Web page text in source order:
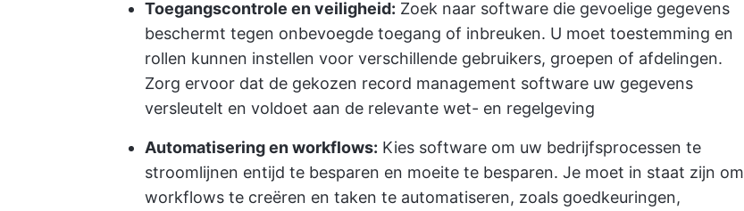
Toegangscontrole en veiligheid: Zoek naar software die gevoelige gegevens
beschermt tegen onbevoegde toegang of inbreuken. U moet toestemming en
rollen kunnen instellen voor verschillende gebruikers, groepen of afdelingen.
Zorg ervoor dat de gekozen record management software uw gegevens
versleutelt en voldoet aan de relevante wet- en regelgeving
Automatisering en workflows: Kies software om uw bedrijfsprocessen te
stroomlijnen entijd te besparen en moeite te besparen. Je moet in staat zijn om
workflows te creëren en taken te automatiseren, zoals goedkeuringen,